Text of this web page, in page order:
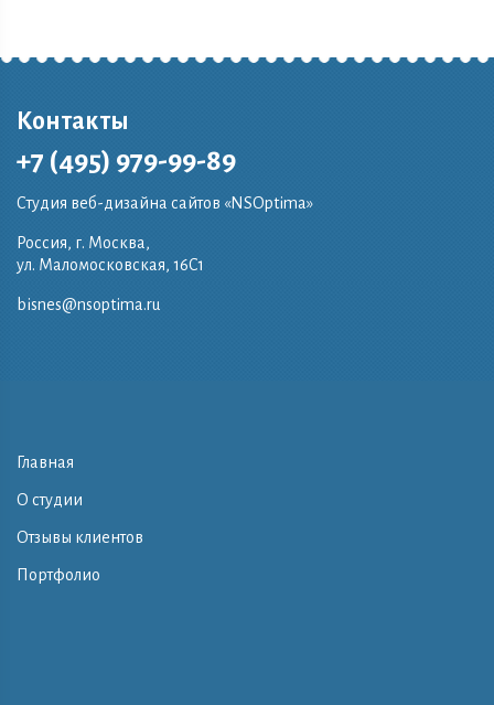
Контакты
+7 (495) 979-99-89
Студия веб-дизайна сайтов «NSOptima»
Россия, г. Москва,
ул. Маломосковская, 16C1
bisnes@nsoptima.ru
Главная
О студии
Отзывы клиентов
Портфолио